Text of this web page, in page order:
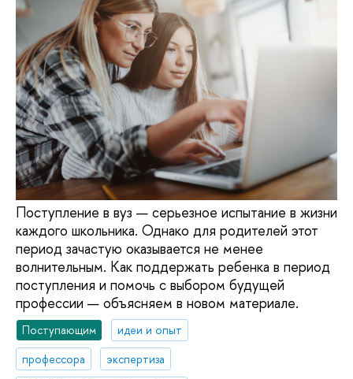
Поступление в вуз — серьезное испытание в жизни
каждого школьника. Однако для родителей этот
период зачастую оказывается не менее
волнительным. Как поддержать ребенка в период
поступления и помочь с выбором будущей
профессии — объясняем в новом материале.
Поступающим
идеи и опыт
профессора
экспертиза